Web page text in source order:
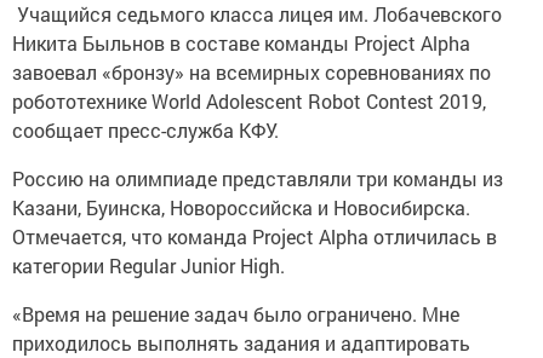
Учащийся седьмого класса лицея им. Лобачевского
Никита Быльнов в составе команды Project Alpha
завоевал «бронзу» на всемирных соревнованиях по
робототехнике World Adolescent Robot Contest 2019,
сообщает пресс-служба КФУ.
Россию на олимпиаде представляли три команды из
Казани, Буинска, Новороссийска и Новосибирска.
Отмечается, что команда Project Alpha отличилась в
категории Regular Junior High.
«Время на решение задач было ограничено. Мне
приходилось выполнять задания и адаптировать